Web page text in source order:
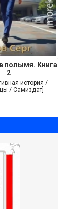
полымя. Книга
2
история /
/ Самиздат]